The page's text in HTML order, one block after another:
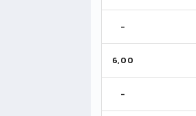
-
6,00
-